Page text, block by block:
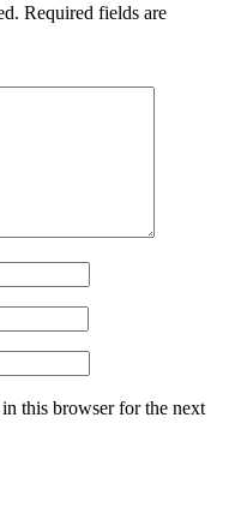
Required fields are
this browser for the next